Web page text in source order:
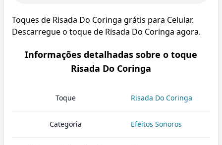
Toques de Risada Do Coringa grátis para Celular.
Descarregue o toque de Risada Do Coringa agora.
Informações detalhadas sobre o toque
Risada Do Coringa
Toque Risada Do Coringa
Categoria Efeitos Sonoros